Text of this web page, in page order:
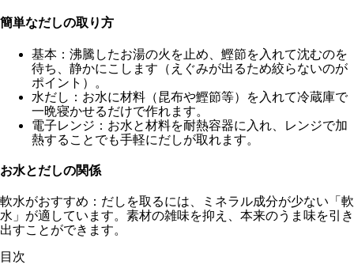
簡単なだしの取り方
基本：沸騰したお湯の火を止め、鰹節を入れて沈むのを
待ち、静かにこします（えぐみが出るため絞らないのが
ポイント）。
水だし：お水に材料（昆布や鰹節等）を入れて冷蔵庫で
一晩寝かせるだけで作れます。
電子レンジ：お水と材料を耐熱容器に入れ、レンジで加
熱することでも手軽にだしが取れます。
お水とだしの関係
軟水がおすすめ ：だしを取るには、ミネラル成分が少ない「軟
水」が適しています。素材の雑味を抑え、本来のうま味を引き
出すことができます。
目次